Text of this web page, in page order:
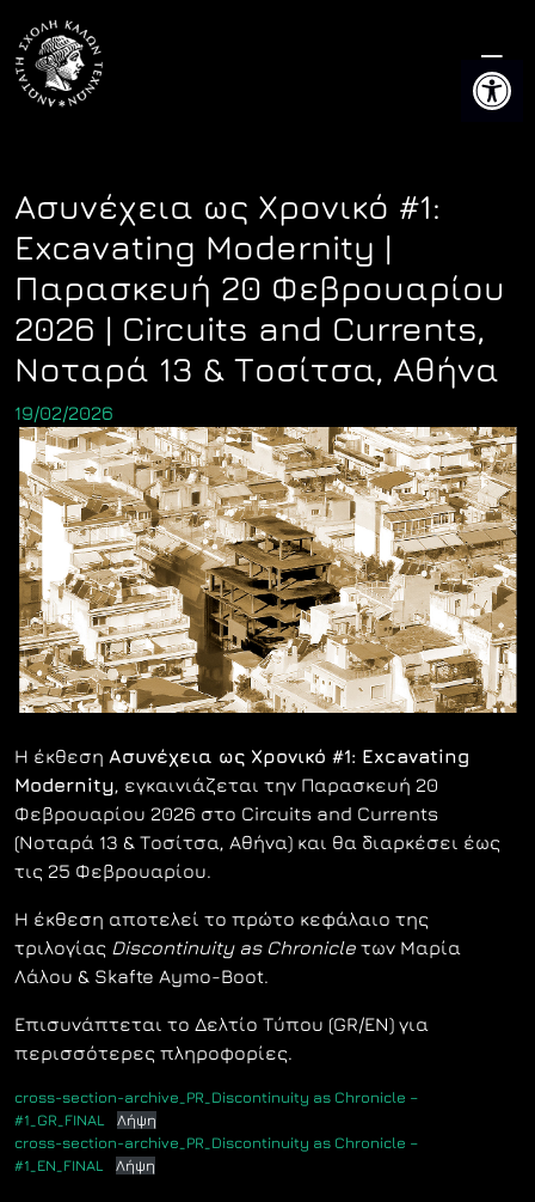
content
Ασυνέχεια ως Χρονικό #1:
Excavating Modernity |
Παρασκευή 20 Φεβρουαρίου
2026 | Circuits and Currents,
Νοταρά 13 & Τοσίτσα, Αθήνα
19/02/2026
H έκθεση Ασυνέχεια ως Χρονικό #1: Excavating
Modernity, εγκαινιάζεται την Παρασκευή 20
Φεβρουαρίου 2026 στο Circuits and Currents
(Νοταρά 13 & Τοσίτσα, Αθήνα) και θα διαρκέσει έως
τις 25 Φεβρουαρίου.
Η έκθεση αποτελεί το πρώτο κεφάλαιο της
τριλογίας Discontinuity as Chronicle των Μαρία
Λάλου & Skafte Aymo-Boot.
Επισυνάπτεται το Δελτίο Τύπου (GR/EN) για
περισσότερες πληροφορίες.
cross-section-archive_PR_Discontinuity as Chronicle –
#1_GR_FINAL
Λήψη
cross-section-archive_PR_Discontinuity as Chronicle –
#1_EN_FINAL
Λήψη